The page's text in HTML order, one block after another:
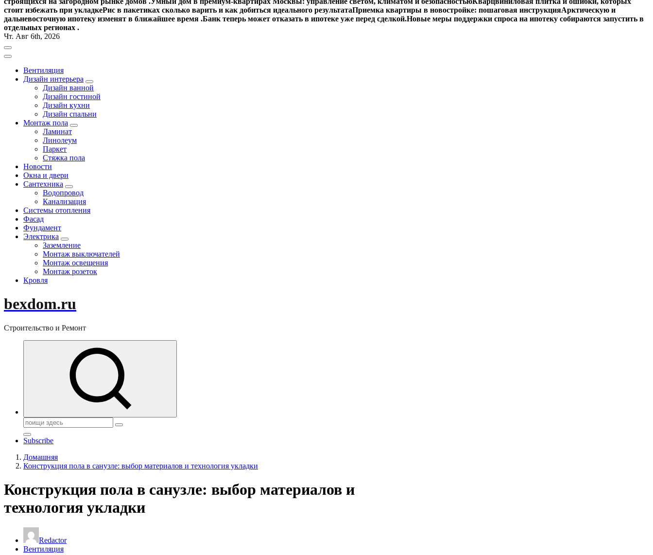
стоит избежать при укладкеРис в пакетиках сколько варить и как добиться идеального результатаПриемка квартиры в новостройке: пошаговая инструкцияАрктическую и
дальневосточную ипотеку изменят в ближайшее время .Банк теперь может отказать в ипотеке уже перед сделкой.Новые меры поддержки спроса на ипотеку собираются запустить в
отдельных регионах .
Чт. Авг 6th, 2026
Вентиляция
Дизайн интерьера
Дизайн ванной
Дизайн гостиной
Дизайн кухни
Дизайн спальни
Монтаж пола
Ламинат
Линолеум
Паркет
Стяжка пола
Новости
Окна и двери
Сантехника
Водопровод
Канализация
Системы отопления
Фасад
Фундамент
Электрика
Заземление
Монтаж выключателей
Монтаж освещения
Монтаж розеток
Кровля
bexdom.ru
Строительство и Ремонт
Поиск:
Subscribe
Домашняя
Конструкция пола в санузле: выбор материалов и технология укладки
Конструкция пола в санузле: выбор материалов и
технология укладки
Redactor
Вентиляция